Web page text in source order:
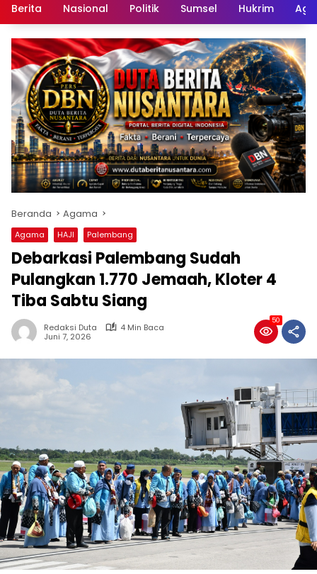
Berita Nasional Politik Sumsel Hukrim
Beranda Agama
Agama HAJI Palembang
Debarkasi Palembang Sudah
Pulangkan 1.770 Jemaah, Kloter 4
Tiba Sabtu Siang
Redaksi Duta
4 Min Baca
Juni 7, 2026
50